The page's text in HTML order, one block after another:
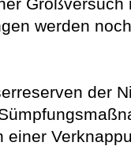
werden
der
einer